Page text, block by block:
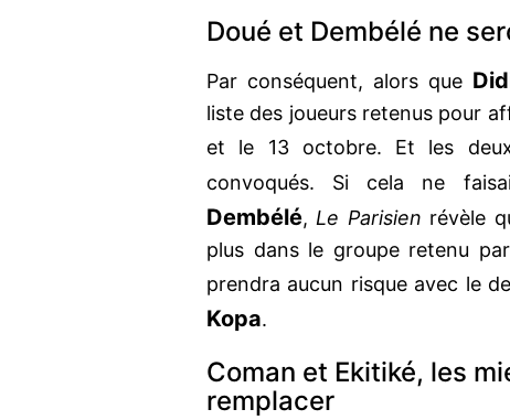
Doué et Dembélé ne
Par conséquent, alors que
liste des joueurs retenus pour
et le
13 octobre. Et les
convoqués. Si cela ne
Dembélé,Le Parisien révèle
plus dans le groupe retenu
prendra aucun risque avec le
Kopa.
Coman et Ekitiké, les
remplacer